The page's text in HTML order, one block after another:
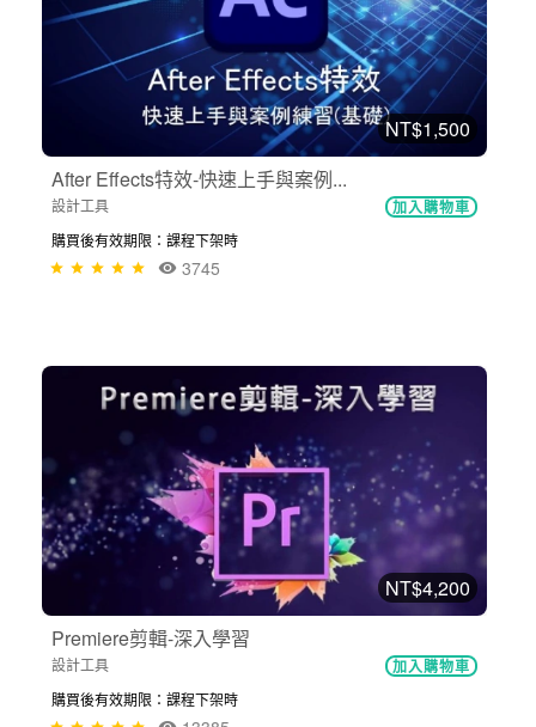
NT$1,500
After Effects特效-快速上手與案例...
設計工具 加入購物車
購買後有效期限：課程下架時
3745
NT$4,200
Premiere剪輯-深入學習
設計工具 加入購物車
購買後有效期限：課程下架時